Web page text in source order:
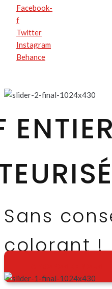
Facebook-
f
Twitter
Instagram
Behance
Sans
colorant !